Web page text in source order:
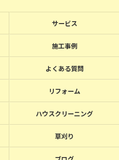
サービス
施工事例
よくある質問
リフォーム
ハウスクリーニング
草刈り